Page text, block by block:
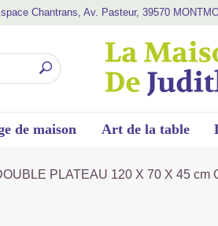
Chantrans, Av. Pasteur, 39570
de maison Art de la table
PLATEAU 120 X 70 X 45 cm